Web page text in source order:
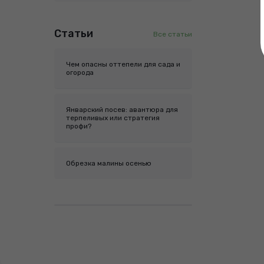
Статьи Все статьи
Чем опасны оттепели для сада и
огорода
Январский посев: авантюра для
терпеливых или стратегия
профи?
Обрезка малины осенью